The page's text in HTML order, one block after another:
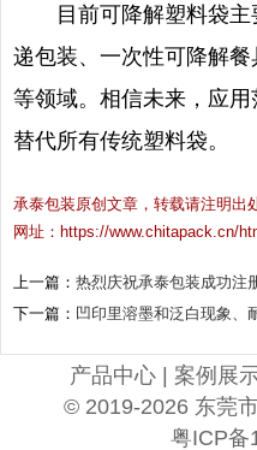
目前可降解塑料袋
递包装、一次性可降解
等领域。相信未来，应
替代所有传统塑料袋。
承泰包装原创文章，转载请注明出
网址：https://www.chitapack.cn/
上一篇： 热烈庆祝承泰包装成功注
下一篇： 凹印里溶墨和泛白现象、
产品中心| 案例展
© 2019-2026 东莞
粤ICP备